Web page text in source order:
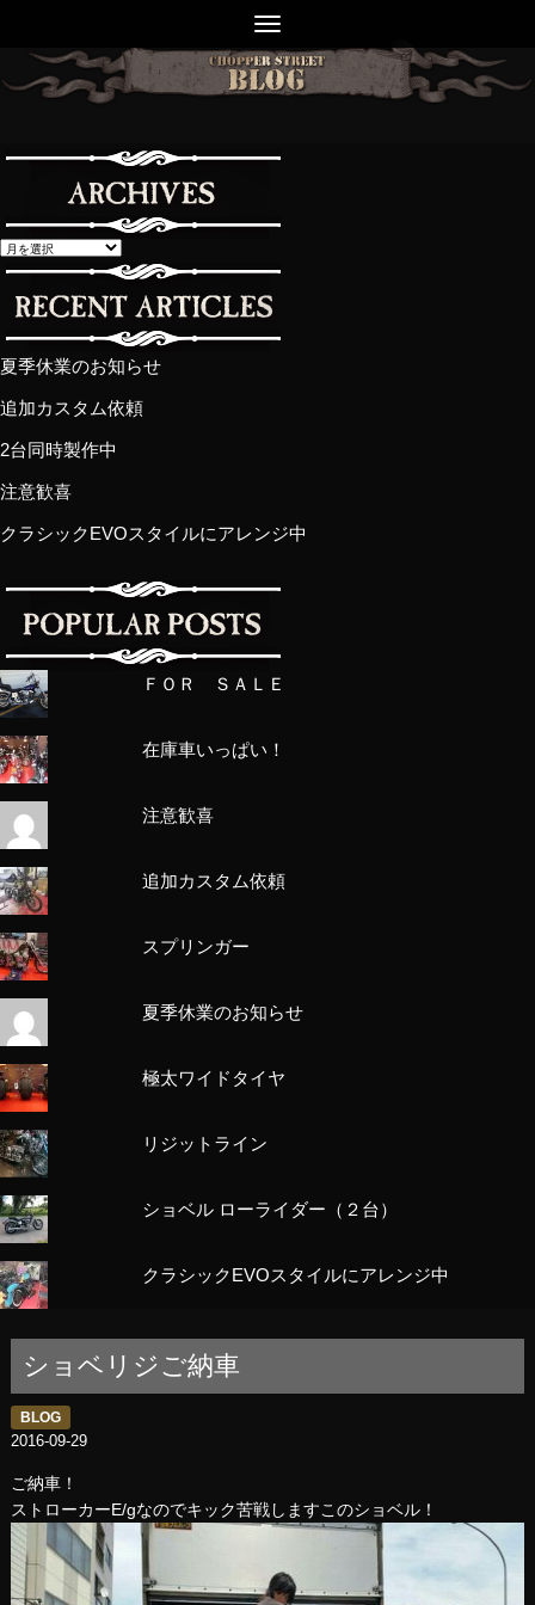
夏季休業のお知らせ
追加カスタム依頼
2台同時製作中
注意歓喜
クラシックEVOスタイルにアレンジ中
ＦＯＲ ＳＡＬＥ
在庫車いっぱい！
注意歓喜
追加カスタム依頼
スプリンガー
夏季休業のお知らせ
極太ワイドタイヤ
リジットライン
ショベル ローライダー（２台）
クラシックEVOスタイルにアレンジ中
ショベリジご納車
BLOG
2016-09-29
ご納車！
ストローカーE/gなのでキック苦戦しますこのショベル！